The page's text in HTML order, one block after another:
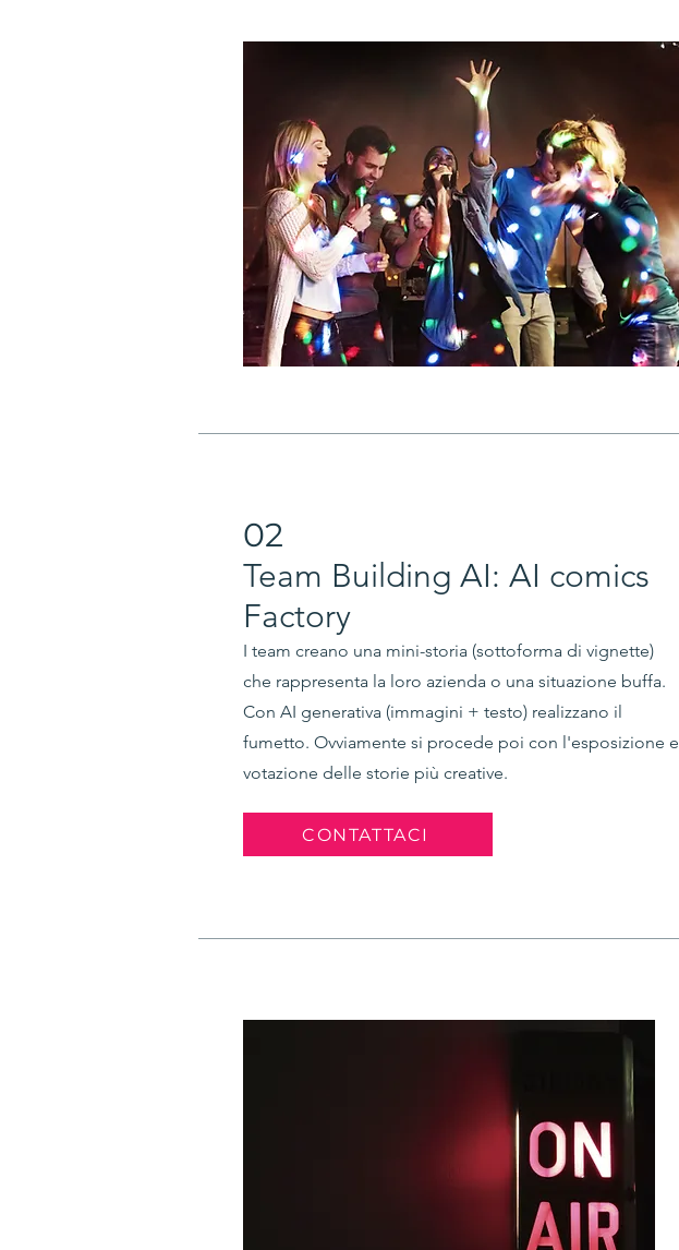
02
Team Building AI: AI comics
Factory
I team creano una mini-storia (sottoforma di vignette)
che rappresenta la loro azienda o una situazione buffa.
Con AI generativa (immagini + testo) realizzano il
fumetto. Ovviamente si procede poi con l'esposizione e
votazione delle storie più creative.
CONTATTACI